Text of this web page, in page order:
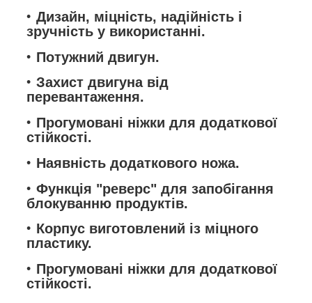
Дизайн, міцність, надійність і
зручність у використанні.
Потужний двигун.
Захист двигуна від
перевантаження.
Прогумовані ніжки для додаткової
стійкості.
Наявність додаткового ножа.
Функція "реверс" для запобігання
блокуванню продуктів.
Корпус виготовлений із міцного
пластику.
Прогумовані ніжки для додаткової
стійкості.